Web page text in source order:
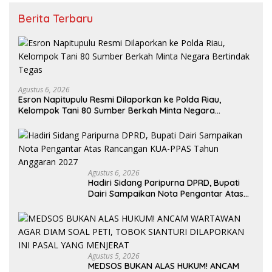
Berita Terbaru
Agustus 6, 2026
Esron Napitupulu Resmi Dilaporkan ke Polda Riau,
Kelompok Tani 80 Sumber Berkah Minta Negara
Agustus 6, 2026
Hadiri Sidang Paripurna DPRD, Bupati
Dairi Sampaikan Nota Pengantar Atas
2027
Agustus 5, 2026
MEDSOS BUKAN ALAS HUKUM! ANCAM